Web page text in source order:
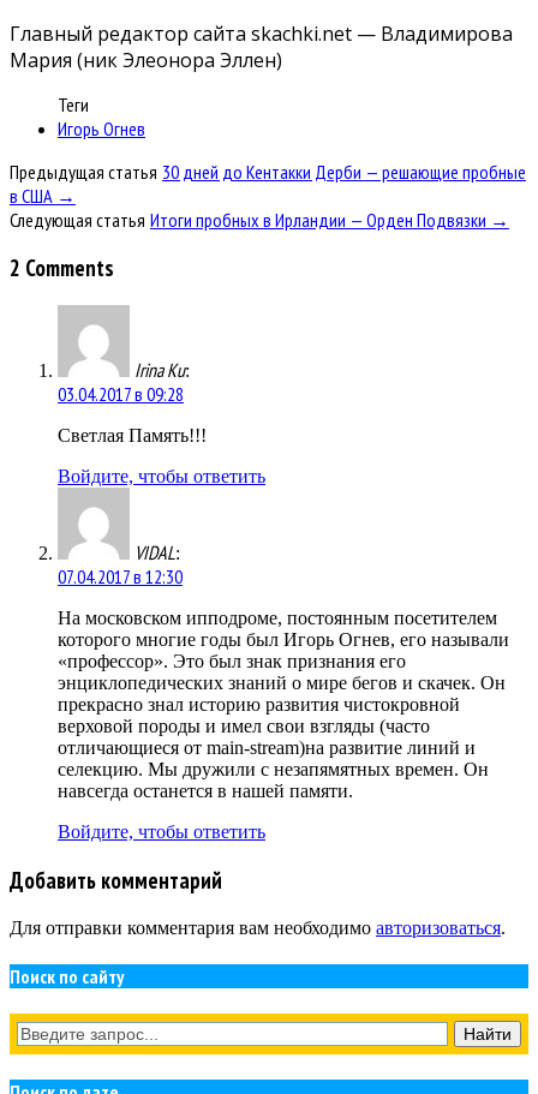
Главный редактор сайта skachki.net — Владимирова
Мария (ник Элеонора Эллен)
Теги
Игорь Огнев
Предыдущая статья 30 дней до Кентакки Дерби — решающие пробные
в США →
Следующая статья Итоги пробных в Ирландии — Орден Подвязки →
2 Comments
Irina Ku:
03.04.2017 в 09:28
Светлая Память!!!
Войдите, чтобы ответить
VIDAL:
07.04.2017 в 12:30
На московском ипподроме, постоянным посетителем
которого многие годы был Игорь Огнев, его называли
«профессор». Это был знак признания его
энциклопедических знаний о мире бегов и скачек. Он
прекрасно знал историю развития чистокровной
верховой породы и имел свои взгляды (часто
отличающиеся от main-stream)на развитие линий и
селекцию. Мы дружили с незапямятных времен. Он
навсегда останется в нашей памяти.
Войдите, чтобы ответить
Добавить комментарий
Для отправки комментария вам необходимо авторизоваться.
Поиск по сайту